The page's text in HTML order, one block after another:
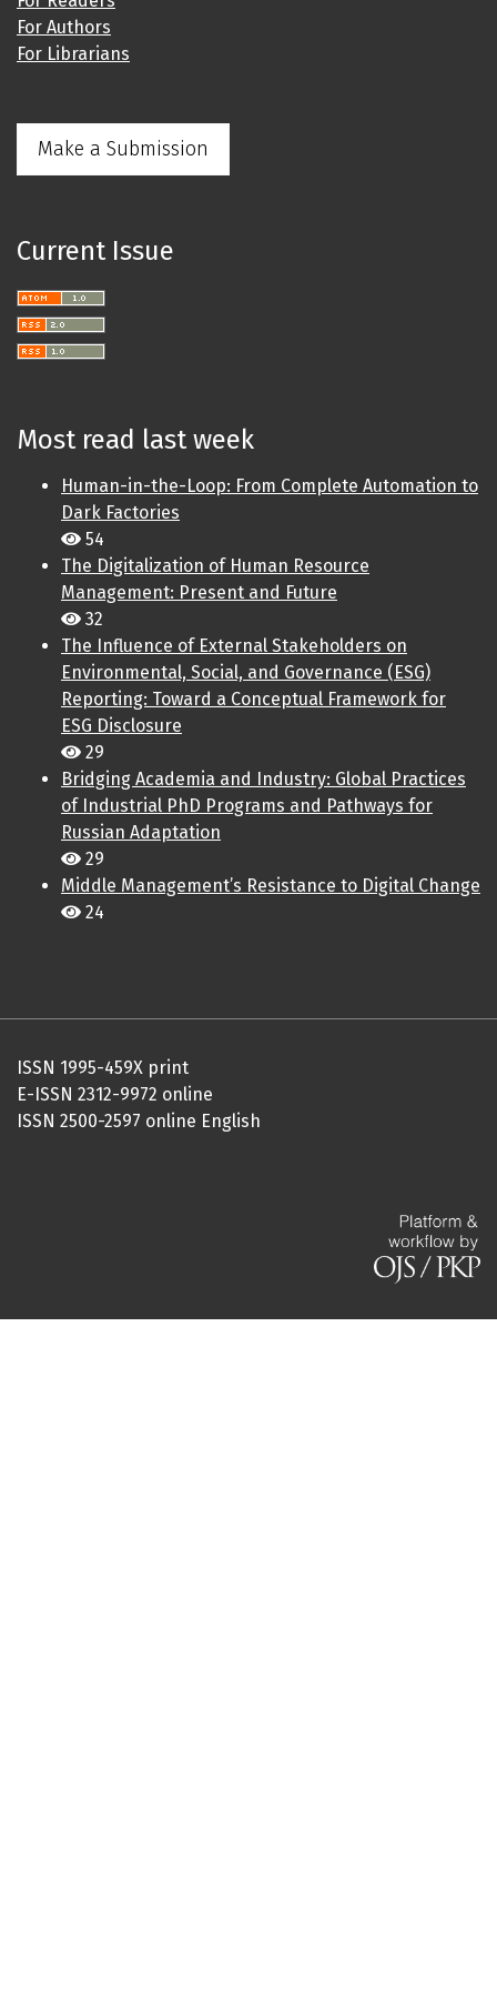
For Authors
For Librarians
Make a Submission
Current Issue
Most read last week
Human-in-the-Loop: From Complete Automation to
Dark Factories
54
The Digitalization of Human Resource
Management: Present and Future
32
The Influence of External Stakeholders on
Environmental, Social, and Governance (ESG)
Reporting: Toward a Conceptual Framework for
ESG Disclosure
29
Bridging Academia and Industry: Global Practices
of Industrial PhD Programs and Pathways for
Russian Adaptation
29
Middle Management’s Resistance to Digital Change
24
ISSN 1995-459X print
E-ISSN 2312-9972 online
ISSN 2500-2597 online English